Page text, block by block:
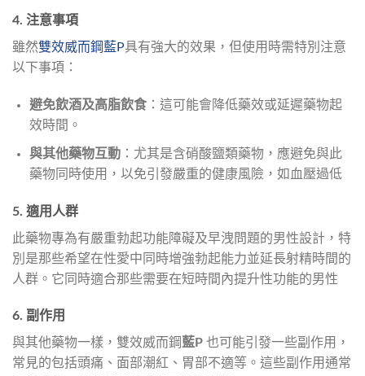
4. 注意事項
雖然雙效威而鋼藍P具有強大的效果，但使用時需特別注意
以下事項：
避免飲酒及高脂飲食：這可能會降低藥效或延遲藥物起
效時間。
與其他藥物互動：尤其是含硝酸鹽類藥物，應避免與此
藥物同時使用，以免引發嚴重的健康風險，如血壓過低
5. 適用人群
此藥物專為有嚴重勃起功能障礙及早洩問題的男性設計，特
別是那些希望在性愛中同時增強勃起能力並延長射精時間的
人群。它同時適合那些需要在短時間內提升性功能的男性​
6. 副作用
與其他藥物一樣，雙效威而鋼藍P 也可能引發一些副作用，
常見的包括頭痛、面部潮紅、胃部不適等。這些副作用通常